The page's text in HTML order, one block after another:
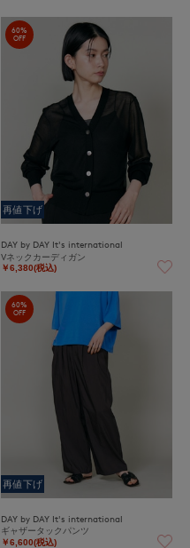
60%
OFF
再値下げ
DAY by DAY It's international
Vネックカーディガン
￥6,380(税込)
60%
OFF
再値下げ
DAY by DAY It's international
ギャザータックパンツ
￥6,600(税込)